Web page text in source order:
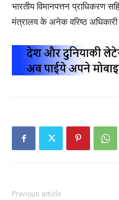
भारतीय विमानपत्तन प्राधिकरण
मंत्रालय के अनेक वरिष्ठ अधिकारी
Previous article